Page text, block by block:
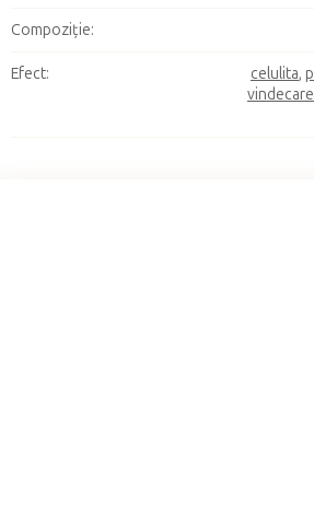
Compoziție:
Efect: celulita,